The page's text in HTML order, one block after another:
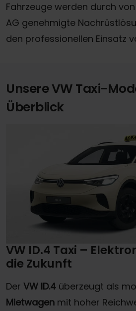
Fahrzeuge werden durch
AG genehmigte
den professionellen Einsatz
Unsere VW Taxi-
Überblick
VW ID.4 Taxi –
die Zukunft
Der VW ID.4 überzeugt als
Mietwagen mit hoher